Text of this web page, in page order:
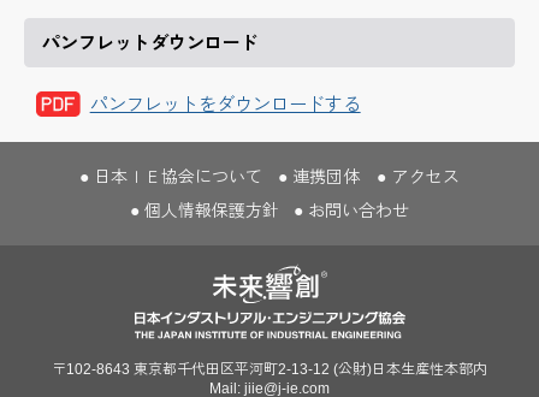
パンフレットダウンロード
パンフレットをダウンロードする
日本ＩＥ協会について 連携団体
アクセス
個人情報保護方針
お問い合わせ
〒102-8643 東京都千代田区平河町2-13-12 (公財)日本生産性本部内
Mail: jiie@j-ie.com